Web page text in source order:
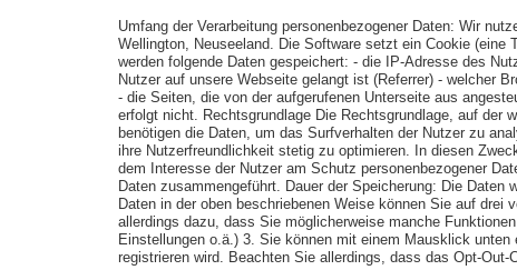
Umfang der Verarbeitung personenbezogener Daten: Wir
Wellington, Neuseeland. Die Software setzt ein Cookie (eine
werden folgende Daten gespeichert: - die IP-Adresse des
Nutzer auf unsere Webseite gelangt ist (Referrer) - welcher
- die Seiten, die von der aufgerufenen Unterseite aus
erfolgt nicht. Rechtsgrundlage Die Rechtsgrundlage, auf der
benötigen die Daten, um das Surfverhalten der Nutzer zu
ihre Nutzerfreundlichkeit stetig zu optimieren. In diesen
dem Interesse der Nutzer am Schutz personenbezogener
Daten zusammengeführt. Dauer der Speicherung: Die
Daten in der oben beschriebenen Weise können Sie auf
allerdings dazu, dass Sie möglicherweise manche
Einstellungen o.ä.) 3. Sie können mit einem Mausklick
registrieren wird. Beachten Sie allerdings, dass das Opt-